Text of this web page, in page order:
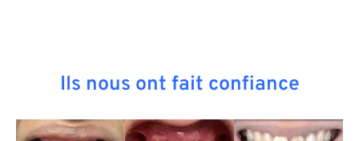
Ils nous ont fait confiance